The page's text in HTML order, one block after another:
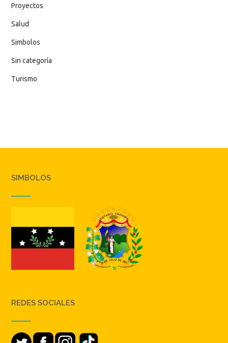
Proyectos
Salud
Simbolos
Sin categoría
Turismo
SIMBOLOS
REDES SOCIALES